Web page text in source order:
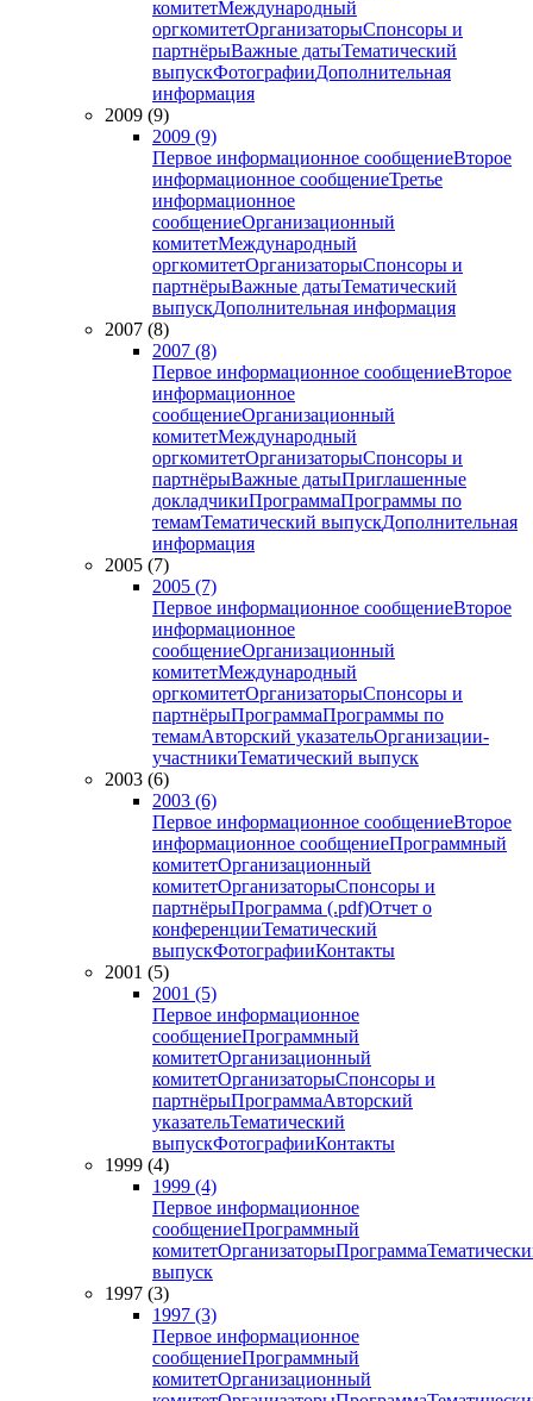
комитетМеждународный
оргкомитетОрганизаторыСпонсоры и
партнёрыВажные датыТематический
выпускФотографииДополнительная
информация
2009 (9)
2009 (9)
Первое информационное сообщениеВторое
информационное сообщениеТретье
информационное
сообщениеОрганизационный
комитетМеждународный
оргкомитетОрганизаторыСпонсоры и
партнёрыВажные датыТематический
выпускДополнительная информация
2007 (8)
2007 (8)
Первое информационное сообщениеВторое
информационное
сообщениеОрганизационный
комитетМеждународный
оргкомитетОрганизаторыСпонсоры и
партнёрыВажные датыПриглашенные
докладчикиПрограммаПрограммы по
темамТематический выпускДополнительная
информация
2005 (7)
2005 (7)
Первое информационное сообщениеВторое
информационное
сообщениеОрганизационный
комитетМеждународный
оргкомитетОрганизаторыСпонсоры и
партнёрыПрограммаПрограммы по
темамАвторский указательОрганизации-
участникиТематический выпуск
2003 (6)
2003 (6)
Первое информационное сообщениеВторое
информационное сообщениеПрограммный
комитетОрганизационный
комитетОрганизаторыСпонсоры и
партнёрыПрограмма (.pdf)Отчет о
конференцииТематический
выпускФотографииКонтакты
2001 (5)
2001 (5)
Первое информационное
сообщениеПрограммный
комитетОрганизационный
комитетОрганизаторыСпонсоры и
партнёрыПрограммаАвторский
указательТематический
выпускФотографииКонтакты
1999 (4)
1999 (4)
Первое информационное
сообщениеПрограммный
комитетОрганизаторыПрограмма
выпуск
1997 (3)
1997 (3)
Первое информационное
сообщениеПрограммный
комитетОрганизационный